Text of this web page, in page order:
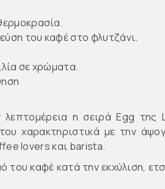
του καφέ στο φλυτζάνι.
σε χρώματα.
η σειρά Egg της
χαρακτηριστικά με την
lovers και barista.
καφέ κατά την εκχύλιση,